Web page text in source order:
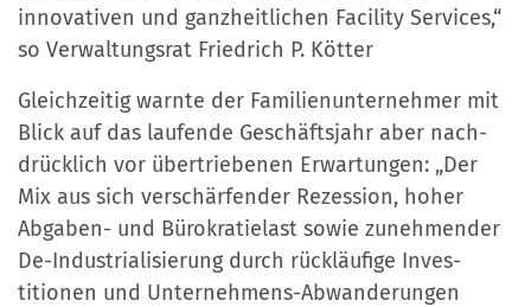
innovativen und ganz­heit­lichen Facility Services,“
so Verwaltungsrat Friedrich P. Kötter
Gleichzeitig warnte der Familienunternehmer mit
Blick auf das laufende Geschäftsjahr aber nach­
drücklich vor übertriebenen Erwartungen: „Der
Mix aus sich verschärfender Rezession, hoher
Abga­ben- und Büro­kratie­last sowie zunehmender
De-Indus­tria­lisierung durch rückläufige Inves­
titionen und Un­ter­nehmens-Abwan­de­rungen